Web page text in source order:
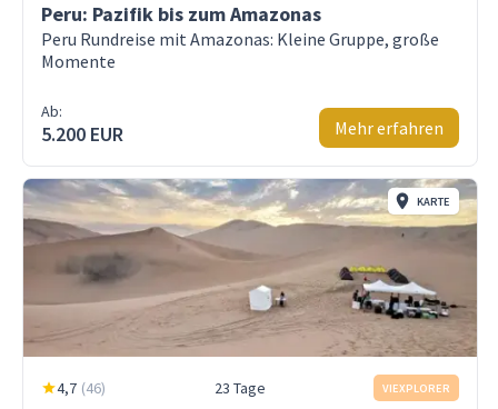
Peru: Pazifik bis zum Amazonas
Peru Rundreise mit Amazonas: Kleine Gruppe, große
Momente
Ab:
5.200 EUR Mehr erfahren
KARTE
4,7 (46) 23 Tage VIEXPLORER